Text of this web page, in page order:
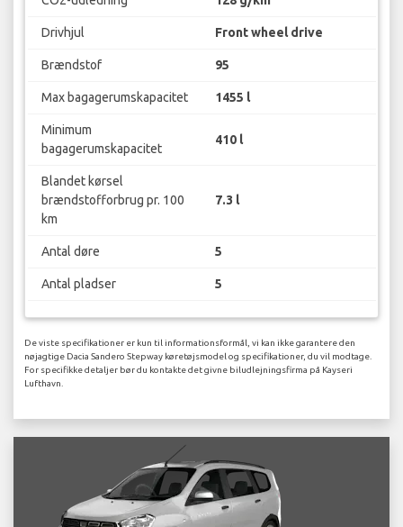
Drivhjul Front wheel drive
Brændstof 95
Max bagagerumskapacitet 1455 l
Minimum
bagagerumskapacitet
410 l
Blandet kørsel
brændstofforbrug pr. 100
km
7.3 l
Antal døre 5
Antal pladser 5
De viste specifikationer er kun til informationsformål, vi kan ikke garantere den
nøjagtige Dacia Sandero Stepway køretøjsmodel og specifikationer, du vil modtage.
For specifikke detaljer bør du kontakte det givne biludlejningsfirma på Kayseri
Lufthavn.